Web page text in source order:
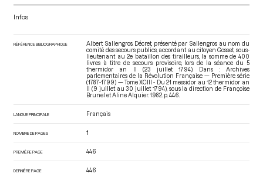
Infos
RÉFÉRENCE BIBLIOGRAPHIQUE
Albert Sallengros. Décret, présenté par Sallengros au nom du
comité des secours publics, accordant au citoyen Gosset, sous-
lieutenant au 2e bataillon des tirailleurs, la somme de 400
livres à titre de secours provisoire, lors de la séance du 5
thermidor an II (23 juillet 1794). Dans : Archives
parlementaires de la Révolution Française — Première série
(1787-1799) — Tome XCIII - Du 21 messidor au 12 thermidor an
II (9 juillet au 30 juillet 1794), sous la direction de Françoise
Brunel et Aline Alquier. 1982. p. 446.
LANGUE PRINCIPALE Français
NOMBRE DE PAGES 1
PREMIÈRE PAGE 446
DERNIÈRE PAGE 446